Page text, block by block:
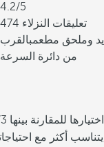
4.2/5
474 تعليقات النزلاء
وملحق مطعمبالقرب
من دائرة السرعة
للمقارنة بينها
أكثر مع